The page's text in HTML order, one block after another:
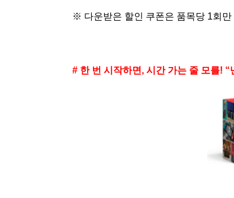
※ 다운받은 할인 쿠폰은 품목당 1회
# 한 번 시작하면, 시간 가는 줄 모를! “